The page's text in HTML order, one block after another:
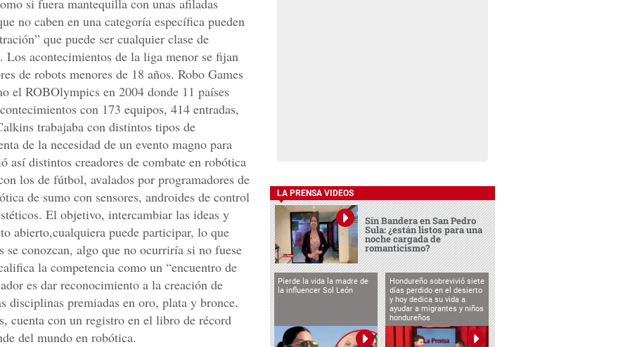
si fuera mantequilla con unas afiladas
no caben en una categoría específica pueden
que puede ser cualquier clase de
Los acontecimientos de la liga menor se fijan
de robots menores de 18 años. Robo Games
el ROBOlympics en 2004 donde 11 países
con 173 equipos, 414 entradas,
trabajaba con distintos tipos de
de la necesidad de un evento magno para
así distintos creadores de combate en robótica
los de fútbol, avalados por programadores de
de sumo con sensores, androides de control
El objetivo, intercambiar las ideas y
abierto,cualquiera puede participar, lo que
se conozcan, algo que no ocurriría si no fuese
la competencia como un “encuentro de
es dar reconocimiento a la creación de
disciplinas premiadas en oro, plata y bronce.
cuenta con un registro en el libro de récord
del mundo en robótica.
LA PRENSA VIDEOS
Sin Bandera en San Pedro
Sula: ¿están listos para una
noche cargada de
romanticismo?
Pierde la vida la madre de
la influencer Sol León
Hondureño sobrevivió siete
días perdido en el desierto
y hoy dedica su vida a
ayudar a migrantes y niños
hondureños